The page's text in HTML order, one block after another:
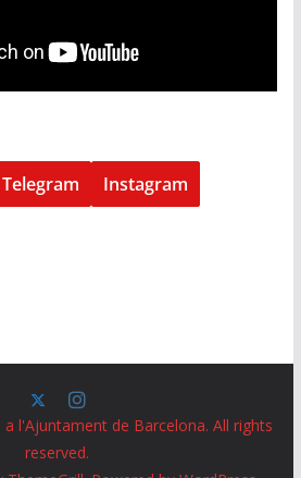
Instagram
a l'Ajuntament de Barcelona. All rights
reserved.